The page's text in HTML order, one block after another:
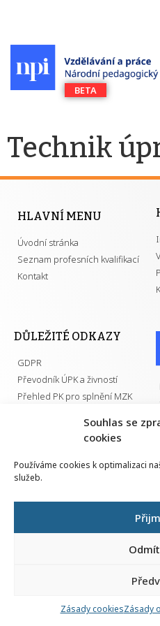
Souhlas se
cookies
Používáme cookies k optimalizaci
služeb.
Zásady cookiesZásady
Technik
HLAVNÍ MENU
Úvodní stránka
Seznam profesních kvalifikací
Kontakt
DŮLEŽITÉ ODKAZY
GDPR
Převodník ÚPK a živností
Přehled PK pro splnění MZK